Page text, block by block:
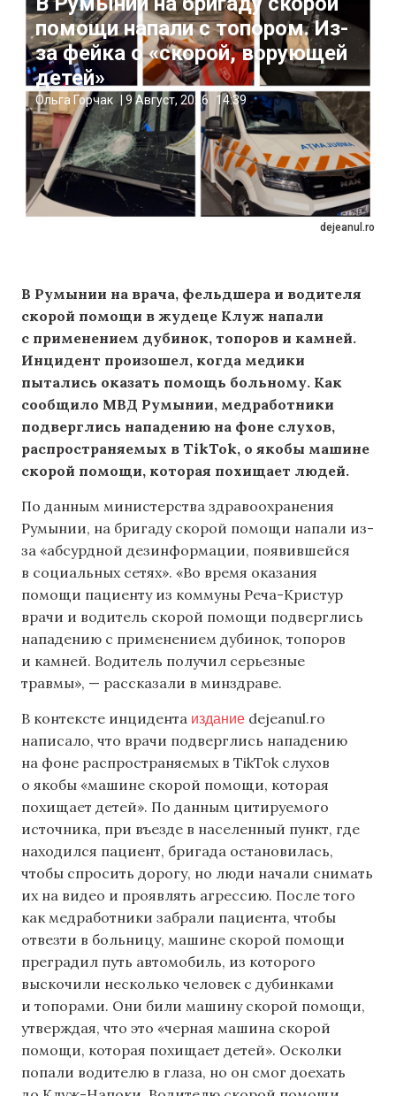
dejeanul.ro
помощи напали с топором. Из-
за фейка о «скорой, ворующей
детей»
Ольга Горчак 9 Август, 2026 14:39
В Румынии на врача, фельдшера и водителя
скорой помощи в жудеце Клуж напали
с применением дубинок, топоров и камней.
Инцидент произошел, когда медики
пытались оказать помощь больному. Как
сообщило МВД Румынии, медработники
подверглись нападению на фоне слухов,
распространяемых в TikTok, о якобы машине
скорой помощи, которая похищает людей.
По данным министерства здравоохранения
Румынии, на бригаду скорой помощи напали из-
за «абсурдной дезинформации, появившейся
в социальных сетях». «Во время оказания
помощи пациенту из коммуны Реча-Кристур
врачи и водитель скорой помощи подверглись
нападению с применением дубинок, топоров
и камней. Водитель получил серьезные
травмы», — рассказали в минздраве.
В контексте инцидента издание dejeanul.ro
написало, что врачи подверглись нападению
на фоне распространяемых в TikTok слухов
о якобы «машине скорой помощи, которая
похищает детей». По данным цитируемого
источника, при въезде в населенный пункт, где
находился пациент, бригада остановилась,
чтобы спросить дорогу, но люди начали снимать
их на видео и проявлять агрессию. После того
как медработники забрали пациента, чтобы
отвезти в больницу, машине скорой помощи
преградил путь автомобиль, из которого
выскочили несколько человек с дубинками
и топорами. Они били машину скорой помощи,
утверждая, что это «черная машина скорой
помощи, которая похищает детей». Осколки
попали водителю в глаза, но он смог доехать